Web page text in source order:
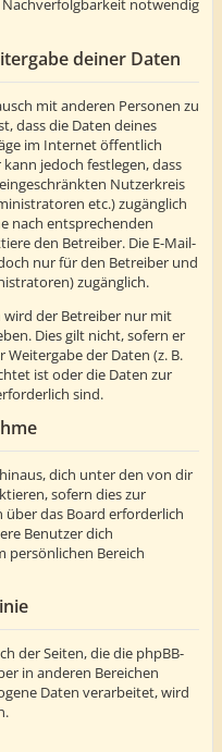
notwendig
deiner Daten
mit anderen Personen zu
dass die Daten deines
im Internet öffentlich
jedoch festlegen, dass
Nutzerkreis
etc.) zugänglich
nach entsprechenden
den Betreiber. Die E-Mail-
nur für den Betreiber und
zugänglich.
wird der Betreiber nur mit
Dies gilt nicht, sofern er
Weitergabe der Daten (z. B.
ist oder die Daten zur
sind.
dich unter den von dir
sofern dies zur
das Board erforderlich
Benutzer dich
persönlichen Bereich
der Seiten, die die phpBB-
in anderen Bereichen
Daten verarbeitet, wird